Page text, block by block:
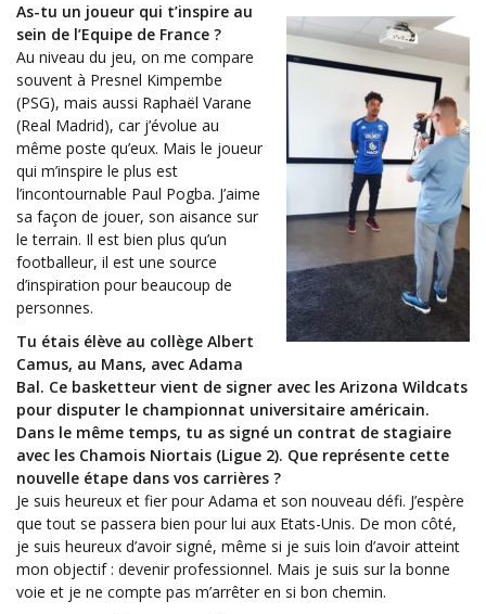
As-tu un joueur qui t’inspire au
sein de l’Equipe de France ?
Au niveau du jeu, on me compare
souvent à Presnel Kimpembe
(PSG), mais aussi Raphaël Varane
(Real Madrid), car j’évolue au
même poste qu’eux. Mais le joueur
qui m’inspire le plus est
l’incontournable Paul Pogba. J’aime
sa façon de jouer, son aisance sur
le terrain. Il est bien plus qu’un
footballeur, il est une source
d’inspiration pour beaucoup de
personnes.
Tu étais élève au collège Albert
Camus, au Mans, avec Adama
Bal. Ce basketteur vient de signer avec les Arizona Wildcats
pour disputer le championnat universitaire américain.
Dans le même temps, tu as signé un contrat de stagiaire
avec les Chamois Niortais (Ligue 2). Que représente cette
nouvelle étape dans vos carrières ?
Je suis heureux et fier pour Adama et son nouveau défi. J’espère
que tout se passera bien pour lui aux Etats-Unis. De mon côté,
je suis heureux d’avoir signé, même si je suis loin d’avoir atteint
mon objectif : devenir professionnel. Mais je suis sur la bonne
voie et je ne compte pas m’arrêter en si bon chemin.